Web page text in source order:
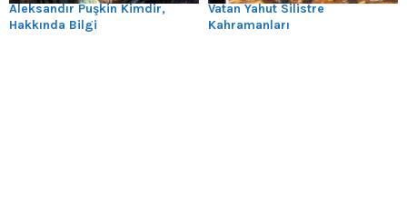
Aleksandır Puşkin Kimdir,
Hakkında Bilgi
Vatan Yahut Silistre
Kahramanları